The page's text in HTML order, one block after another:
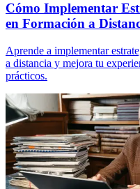
Cómo Implementar
en Formación a
Aprende a implementar
a distancia y mejora tu
prácticos.